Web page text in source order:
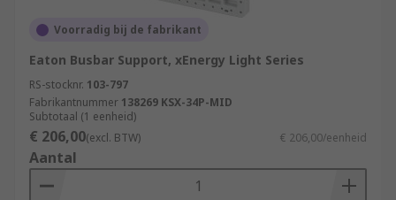
Voorradig bij de fabrikant
Eaton Busbar Support, xEnergy Light Series
RS-stocknr. 103-797
Fabrikantnummer 138269 KSX-34P-MID
Subtotaal (1 eenheid)
€ 206,00(excl. BTW) € 206,00/eenheid
Aantal